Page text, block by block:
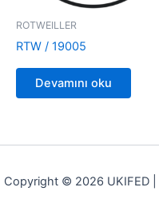
ROTWEILLER
RTW / 19005
Devamını oku
Copyright © 2026 UKIFED |